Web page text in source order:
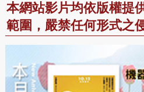
本網站影片均依版權提
範圍，嚴禁任何形式之